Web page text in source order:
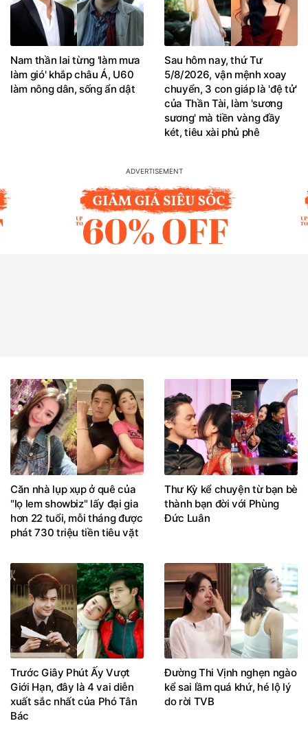
Nam thần lai từng 'làm mưa
làm gió' khắp châu Á, U60
làm nông dân, sống ẩn dật
Sau hôm nay, thứ Tư
5/8/2026, vận mệnh xoay
chuyển, 3 con giáp là 'đệ tử'
của Thần Tài, làm 'sương
sương' mà tiền vàng đầy
két, tiêu xài phủ phê
Căn nhà lụp xụp ở quê của
"lọ lem showbiz" lấy đại gia
hơn 22 tuổi, mỗi tháng được
phát 730 triệu tiền tiêu vặt
Thư Kỳ kể chuyện từ bạn bè
thành bạn đời với Phùng
Đức Luân
Trước Giây Phút Ấy Vượt
Giới Hạn, đây là 4 vai diễn
xuất sắc nhất của Phó Tân
Bác
Đường Thi Vịnh nghẹn ngào
kể sai lầm quá khứ, hé lộ lý
do rời TVB